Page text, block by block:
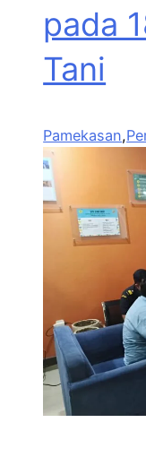
pada
Tani
Pamekasan,